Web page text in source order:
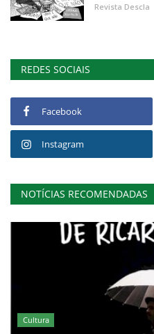
Revista Descla
REDES SOCIAIS
Facebook
Instagram
NOTÍCIAS RECOMENDADAS
Cultura